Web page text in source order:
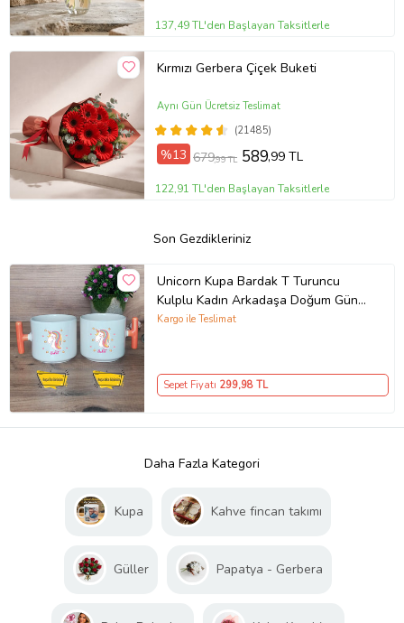
137,49 TL'den Başlayan Taksitlerle
Kırmızı Gerbera Çiçek Buketi
(21485)
Aynı Gün Ücretsiz Teslimat
%13 679,99 TL 589,99 TL
122,91 TL'den Başlayan Taksitlerle
Son Gezdikleriniz
Unicorn Kupa Bardak T Turuncu
Kulplu Kadın Arkadaşa Doğum Günü
Hediyesi
Kargo ile Teslimat
Sepet Fiyatı 299,98 TL
Daha Fazla Kategori
Kupa Kahve fincan takımı
Güller Papatya - Gerbera